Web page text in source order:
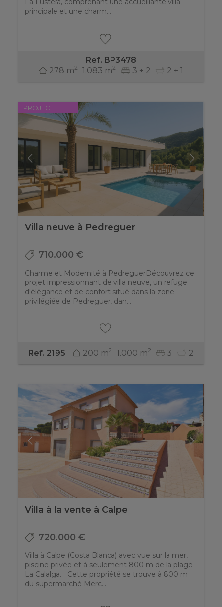
La Fustera, comprenant une accueillante villa
principale et une charm...
Ref. BP3478
278 m2 1.083 m2 3 + 2 2 + 1
PROJECT
Villa neuve à Pedreguer
710.000 €
Charme et Modernité à PedreguerDécouvrez ce
projet impressionnant de villa neuve, un refuge
d'élégance et de confort situé dans la zone
privilégiée de Pedreguer, dan...
Ref. 2195 200 m2 1.000 m2 3 2
Villa à la vente à Calpe
720.000 €
Villa à Calpe (Costa Blanca) avec vue sur la mer,
piscine privée et à seulement 800 m de la plage
La Calalga. Cette propriété se trouve à 800 m
du supermarché Merc...